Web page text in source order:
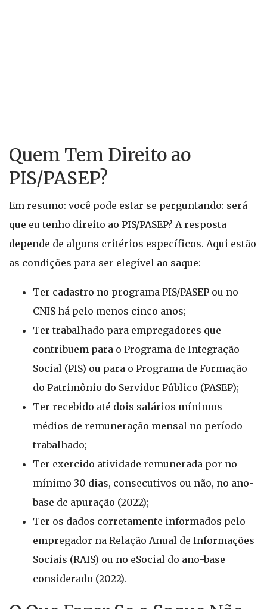
Quem Tem Direito ao
PIS/PASEP?
Em resumo: você pode estar se perguntando: será
que eu tenho direito ao PIS/PASEP? A resposta
depende de alguns critérios específicos. Aqui estão
as condições para ser elegível ao saque:
Ter cadastro no programa PIS/PASEP ou no
CNIS há pelo menos cinco anos;
Ter trabalhado para empregadores que
contribuem para o Programa de Integração
Social (PIS) ou para o Programa de Formação
do Patrimônio do Servidor Público (PASEP);
Ter recebido até dois salários mínimos
médios de remuneração mensal no período
trabalhado;
Ter exercido atividade remunerada por no
mínimo 30 dias, consecutivos ou não, no ano-
base de apuração (2022);
Ter os dados corretamente informados pelo
empregador na Relação Anual de Informações
Sociais (RAIS) ou no eSocial do ano-base
considerado (2022).